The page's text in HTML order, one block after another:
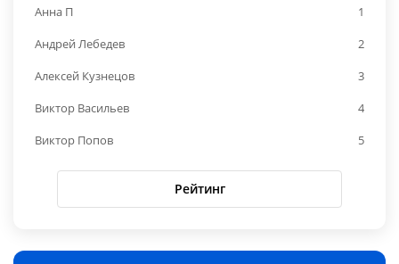
Анна П
1
Андрей Лебедев
2
Алексей Кузнецов
3
Виктор Васильев
4
Виктор Попов
5
Рейтинг